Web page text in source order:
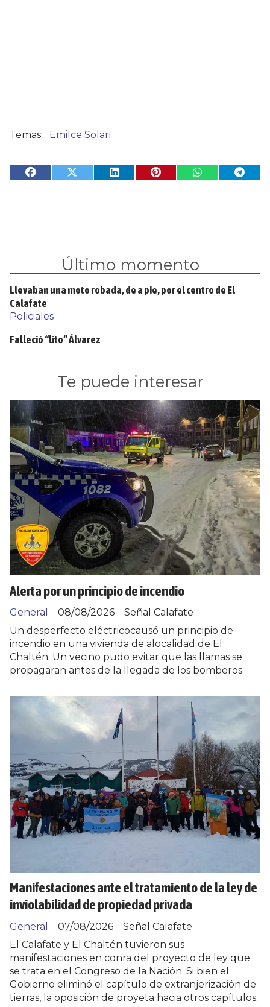
Emilce Solari
Último momento
Llevaban una moto robada, de a pie, por el centro de El
Calafate
Policiales
Falleció “lito” Álvarez
Te puede interesar
Alerta por un principio de incendio
Señal Calafate
General
08/08/2026
Un desperfecto eléctricocausó un principio de
incendio en una vivienda de alocalidad de El
Chaltén. Un vecino pudo evitar que las llamas se
propagaran antes de la llegada de los bomberos.
Manifestaciones ante el tratamiento de la ley de
inviolabilidad de propiedad privada
Señal Calafate
General
07/08/2026
El Calafate y El Chaltén tuvieron sus
manifestaciones en conra del proyecto de ley que
se trata en el Congreso de la Nación. Si bien el
Gobierno eliminó el capítulo de extranjerización de
tierras, la oposición de proyeta hacia otros capítulos.